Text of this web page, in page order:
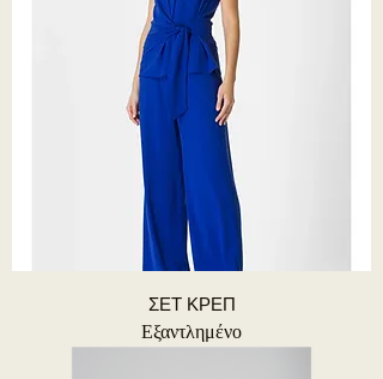
ΣΕΤ ΚΡΕΠ
Εξαντλημένο